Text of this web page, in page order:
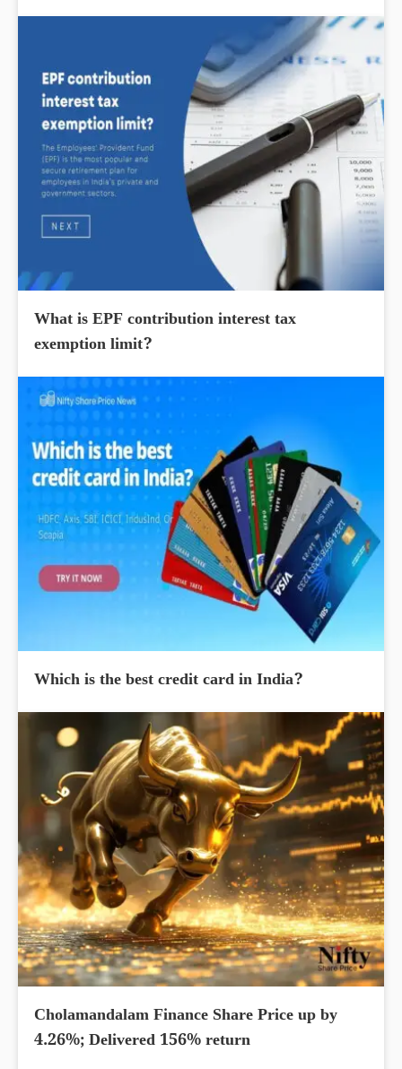
What is EPF contribution interest tax
exemption limit?
Which is the best credit card in India?
Cholamandalam Finance Share Price up by
4.26%; Delivered 156% return